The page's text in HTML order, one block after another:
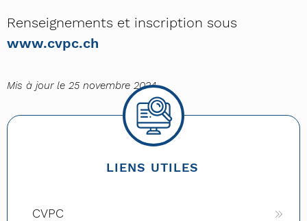
Renseignements et inscription sous
www.cvpc.ch
Mis à jour le 25 novembre 2024
LIENS UTILES
CVPC